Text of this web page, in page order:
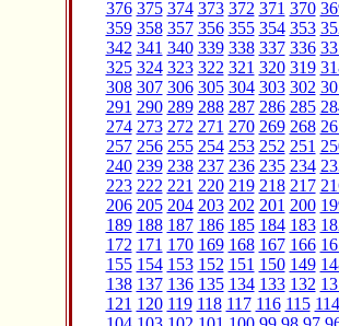
376 375 374 373 372 371 370
359 358 357 356 355 354 353
342 341 340 339 338 337 336
325 324 323 322 321 320 319
308 307 306 305 304 303 302
291 290 289 288 287 286 285
274 273 272 271 270 269 268
257 256 255 254 253 252 251
240 239 238 237 236 235 234
223 222 221 220 219 218 217
206 205 204 203 202 201 200
189 188 187 186 185 184 183
172 171 170 169 168 167 166
155 154 153 152 151 150 149
138 137 136 135 134 133 132
121 120 119 118 117 116 115 114